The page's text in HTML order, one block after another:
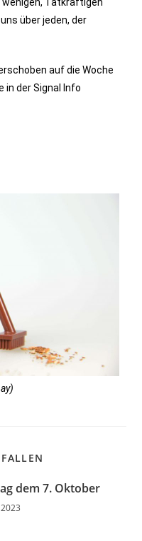
wenigen, Tatkräftigen
über jeden, der
auf die Woche
in der Signal Info
dem 7. Oktober